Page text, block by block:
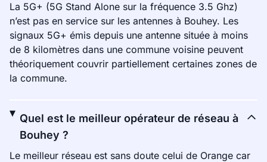
La 5G+ (5G Stand Alone sur la fréquence 3.5 Ghz)
n’est pas en service sur les antennes à Bouhey. Les
signaux 5G+ émis depuis une antenne située à moins
de 8 kilomètres dans une commune voisine peuvent
théoriquement couvrir partiellement certaines zones de
la commune.
Quel est le meilleur opérateur de réseau à
Bouhey ?
Le meilleur réseau est sans doute celui de Orange car